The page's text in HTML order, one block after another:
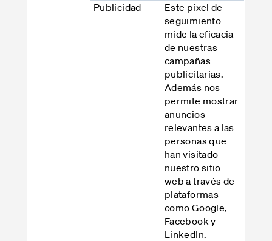
Publicidad
Este píxel de
seguimiento
mide la eficacia
de nuestras
campañas
publicitarias.
Además nos
permite mostrar
anuncios
relevantes a las
personas que
han visitado
nuestro sitio
web a través de
plataformas
como Google,
Facebook y
LinkedIn.